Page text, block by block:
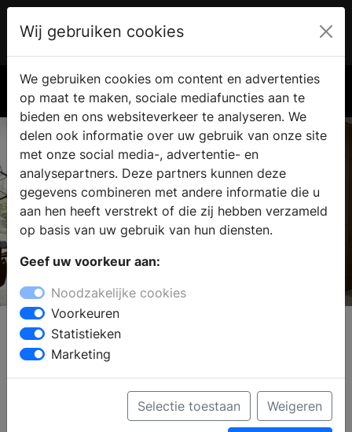
€ 0.00
next125
Profiel
Verkooppunten Brochure aanvragen
Ga naar de website
Wij gebruiken cookies
We gebruiken cookies om content en advertenties
op maat te maken, sociale mediafuncties aan te
bieden en ons websiteverkeer te analyseren. We
delen ook informatie over uw gebruik van onze site
met onze social media-, advertentie- en
analysepartners. Deze partners kunnen deze
gegevens combineren met andere informatie die u
aan hen heeft verstrekt of die zij hebben verzameld
op basis van uw gebruik van hun diensten.
Geef uw voorkeur aan:
Noodzakelijke cookies
Voorkeuren
Statistieken
Marketing
Selectie toestaan Weigeren